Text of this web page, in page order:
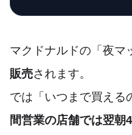
マクドナルドの「夜マ
販売されます。
では「いつまで買える
間営業の店舗では翌朝